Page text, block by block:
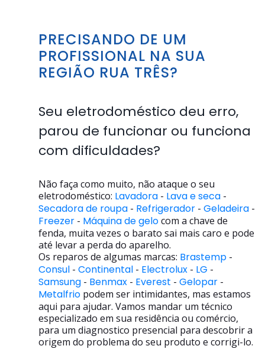
PRECISANDO DE UM
PROFISSIONAL NA SUA
REGIÃO RUA TRÊS?
Seu eletrodoméstico deu erro,
parou de funcionar ou funciona
com dificuldades?
Não faça como muito, não ataque o seu
eletrodoméstico: Lavadora - Lava e seca -
Secadora de roupa - Refrigerador - Geladeira -
Freezer - Máquina de gelocom a chave de
fenda, muita vezes o barato sai mais caro e pode
até levar a perda do aparelho.
Os reparos de algumas marcas: Brastemp -
Consul - Continental - Electrolux - LG -
Samsung - Benmax - Everest - Gelopar -
Metalfrio podem ser intimidantes, mas estamos
aqui para ajudar. Vamos mandar um técnico
especializado em sua residência ou comércio,
para um diagnostico presencial para descobrir a
origem do problema do seu produto e corrigi-lo.